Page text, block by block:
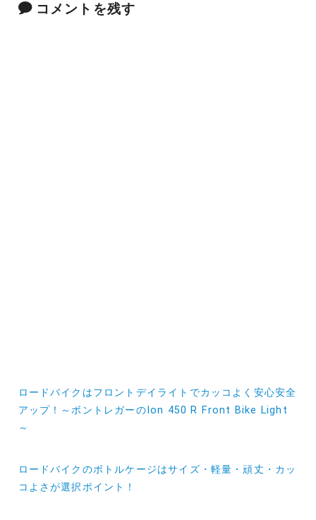
コメントを残す
稿
ナ
ゲ
ロードバイクはフロントデイライトでカッコよく安心安全
アップ！～ボントレガーのIon 450 R Front Bike Light
～
ロードバイクのボトルケージはサイズ・軽量・頑丈・カッ
コよさが選択ポイント！